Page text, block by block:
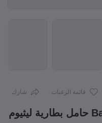
قائمة الرغبات شارك